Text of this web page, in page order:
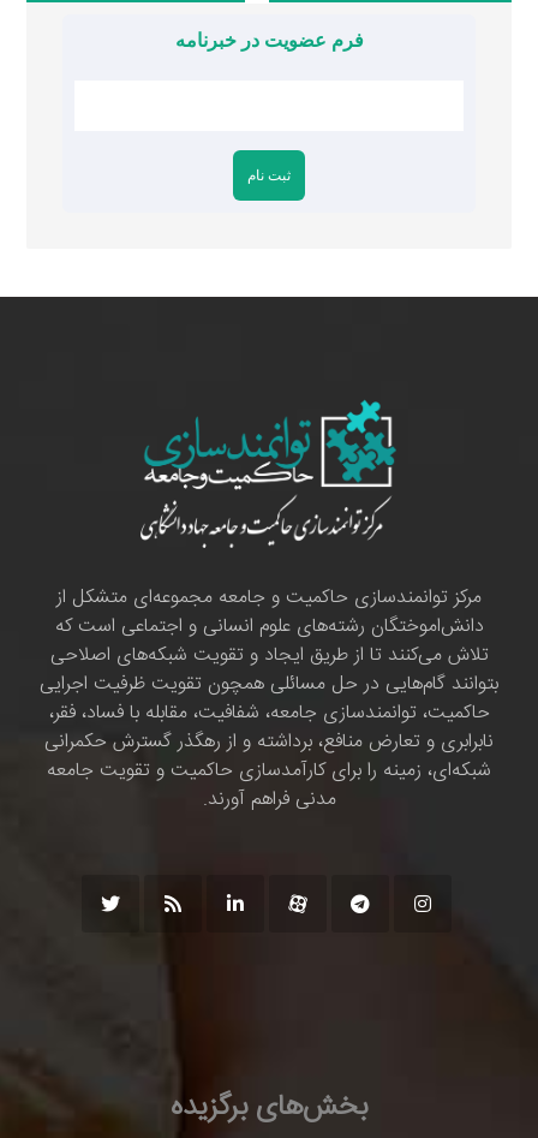
فرم عضویت در خبرنامه
مرکز توانمندسازی حاکمیت و جامعه مجموعه‌ای متشکل از
دانش‌اموختگان رشته‌های علوم انسانی و اجتماعی است که
تلاش می‌کنند تا از طریق ایجاد و تقویت شبکه‌های اصلاحی
بتوانند گام‌هایی در حل مسائلی همچون تقویت ظرفیت اجرایی
حاکمیت، توانمندسازی جامعه، شفافیت، مقابله با فساد، فقر،
نابرابری و تعارض منافع، برداشته و از رهگذر گسترش حکمرانی
شبکه‌ای، زمینه را برای کارآمدسازی حاکمیت و تقویت جامعه
مدنی فراهم آورند.
بخش‌های برگزیده